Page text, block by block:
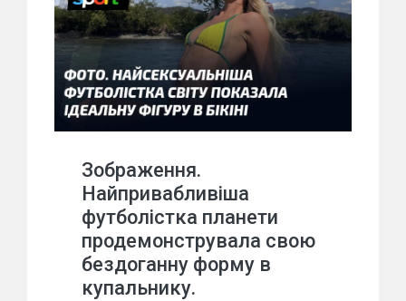
Зображення.
Найпривабливіша
футболістка планети
продемонструвала свою
бездоганну форму в
купальнику.